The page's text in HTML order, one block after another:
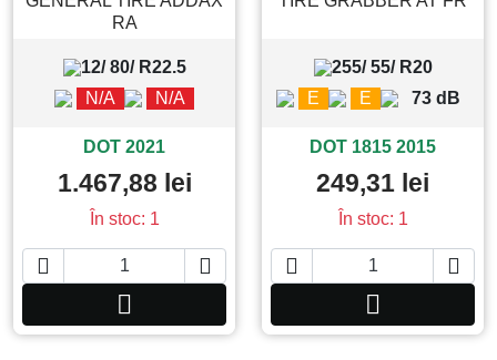
RA
12/ 80/ R22.5
N/A
N/A
DOT 2021
1.467,88 lei
În stoc: 1
 

255/ 55/ R20
E
E 73 dB
DOT 1815 2015
249,31 lei
În stoc: 1
 
